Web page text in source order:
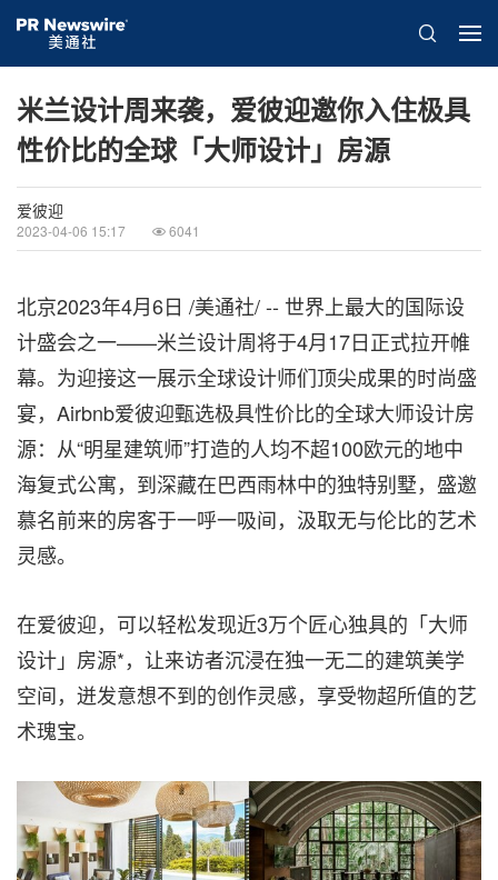
米兰设计周来袭，爱彼迎邀你入住极具
性价比的全球「大师设计」房源
爱彼迎
2023-04-06 15:17 6041
北京2023年4月6日 /美通社/ -- 世界上最大的国际设
计盛会之一——米兰设计周将于4月17日正式拉开帷
幕。为迎接这一展示全球设计师们顶尖成果的时尚盛
宴， Airbnb爱彼迎甄选极具性价比的全球大师设计房
源：从“明星建筑师”打造的人均不超100欧元的地中
海复式公寓，到深藏在巴西雨林中的独特别墅，盛邀
慕名前来的房客于一呼一吸间，汲取无与伦比的艺术
灵感。
在爱彼迎，可以轻松发现近3万个匠心独具的「大师
设计」房源*， 让来访者沉浸在独一无二的建筑美学
空间，迸发意想不到的创作灵感，享受物超所值的艺
术瑰宝。